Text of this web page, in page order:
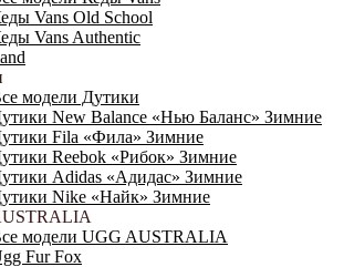
Vans Old School
Vans Authentic
модели Дутики
New Balance «Нью Баланс» Зимние
Fila «Фила» Зимние
Reebok «Рибок» Зимние
Adidas «Адидас» Зимние
Nike «Найк» Зимние
модели UGG AUSTRALIA
Fur Fox